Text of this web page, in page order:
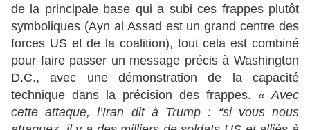
de la principale base qui a subi ces frappes plutôt
symboliques (Ayn al Assad est un grand centre des
forces US et de la coalition), tout cela est combiné
pour faire passer un message précis à Washington
D.C., avec une démonstration de la capacité
technique dans la précision des frappes. « Avec
cette attaque, l’Iran dit à Trump : “si vous nous